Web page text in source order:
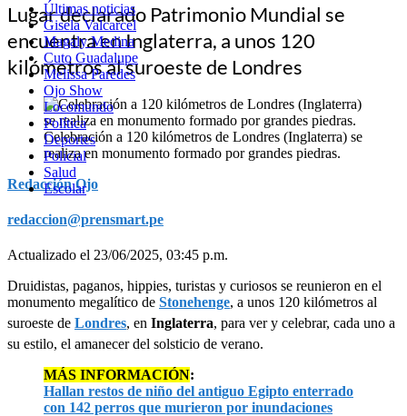
Últimas noticias
Gisela Valcarcel
Magaly Medina
Cuto Guadalupe
Melissa Paredes
Ojo Show
Locomundo
Política
Deportes
Policial
Salud
Escolar
Lugar declarado Patrimonio Mundial se
encuentra en Inglaterra, a unos 120
kilómetros al suroeste de Londres
Celebración a 120 kilómetros de Londres (Inglaterra) se
realiza en monumento formado por grandes piedras.
Redacción Ojo
redaccion@prensmart.pe
Actualizado el 23/06/2025, 03:45 p.m.
Druidistas, paganos, hippies, turistas y curiosos se reunieron en el
monumento megalítico de Stonehenge, a unos 120 kilómetros al
suroeste de Londres, en Inglaterra, para ver y celebrar, cada uno a
su estilo, el amanecer del solsticio de verano.
MÁS INFORMACIÓN:
Hallan restos de niño del antiguo Egipto enterrado
con 142 perros que murieron por inundaciones